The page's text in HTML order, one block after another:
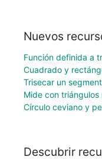
Nuevos
Función definida a
Cuadrado y
Trisecar un
Mide con
Círculo ceviano y
Descubrir